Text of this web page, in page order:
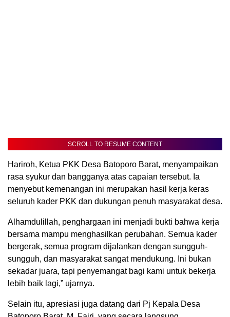
SCROLL TO RESUME CONTENT
Hariroh, Ketua PKK Desa Batoporo Barat, menyampaikan
rasa syukur dan bangganya atas capaian tersebut. Ia
menyebut kemenangan ini merupakan hasil kerja keras
seluruh kader PKK dan dukungan penuh masyarakat desa.
Alhamdulillah, penghargaan ini menjadi bukti bahwa kerja
bersama mampu menghasilkan perubahan. Semua kader
bergerak, semua program dijalankan dengan sungguh-
sungguh, dan masyarakat sangat mendukung. Ini bukan
sekadar juara, tapi penyemangat bagi kami untuk bekerja
lebih baik lagi,” ujarnya.
Selain itu, apresiasi juga datang dari Pj Kepala Desa